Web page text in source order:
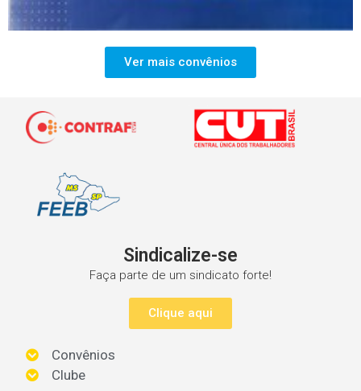
Ver mais convênios
Sindicalize-se
Faça parte de um sindicato forte!
Clique aqui
Convênios
Clube